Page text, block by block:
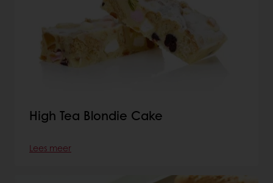
High Tea Blondie Cake
Lees meer